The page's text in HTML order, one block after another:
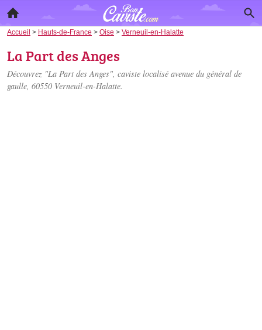
Accueil > Hauts-de-France > Oise > Verneuil-en-Halatte
La Part des Anges
Découvrez "La Part des Anges", caviste localisé avenue du général de
gaulle, 60550 Verneuil-en-Halatte.